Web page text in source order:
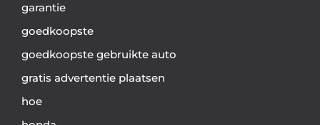
garantie
goedkoopste
goedkoopste gebruikte auto
gratis advertentie plaatsen
hoe